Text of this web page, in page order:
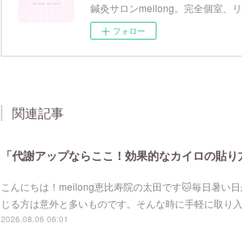
鍼灸サロンmeilong。完全個室、
フォロー
関連記事
「代謝アップならここ！効果的なカイロの貼
こんにちは！meilong恵比寿院の太田です🐱毎日暑い
じる方は意外と多いものです。そんな時に手軽に取り
2026.08.06 06:01